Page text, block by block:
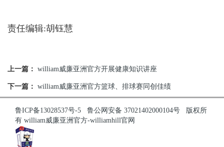
责任编辑:胡钰慧
上一篇： william威廉亚洲官方开展健康知识讲座
下一篇： william威廉亚洲官方篮球、排球赛同创佳绩
鲁ICP备13028537号-5 鲁公网安备 37021402000104号
版权所
有 william威廉亚洲官方-williamhill官网